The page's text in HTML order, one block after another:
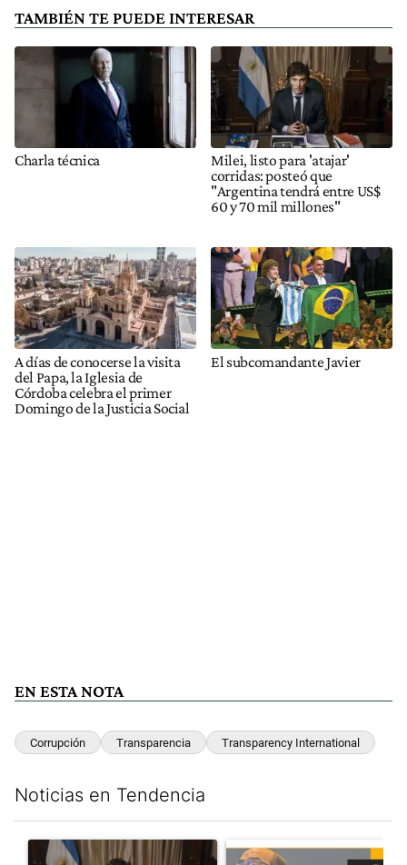
TAMBIÉN TE PUEDE INTERESAR
Charla técnica
Milei, listo para 'atajar'
corridas: posteó que
"Argentina tendrá entre US$
60 y 70 mil millones"
A días de conocerse la visita
del Papa, la Iglesia de
Córdoba celebra el primer
Domingo de la Justicia Social
El subcomandante Javier
EN ESTA NOTA
Corrupción Transparencia Transparency International
Noticias en Tendencia
Un artículo de tendencia con el título "Milei, listo para 'atajar'
Un artículo de tendencia con